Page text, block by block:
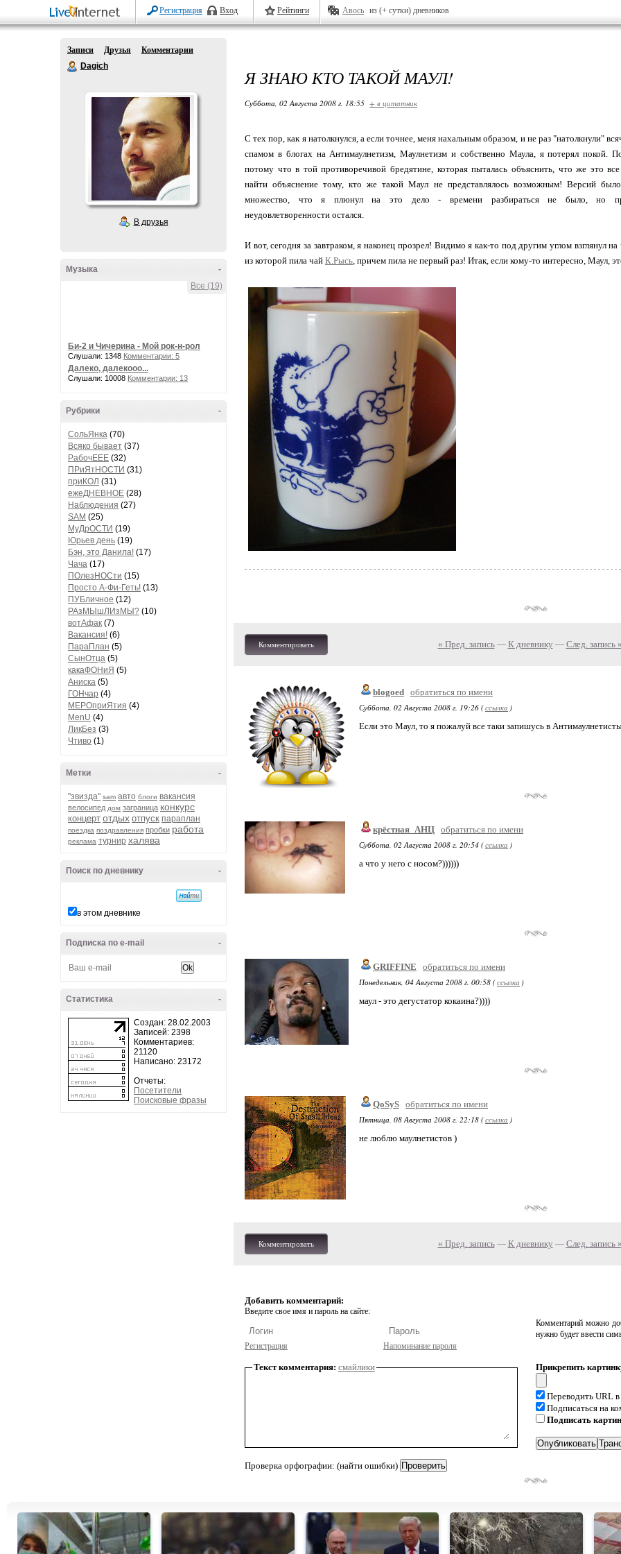
Регистрация Вход Рейтинги Авось из (+ сутки) дневников
Записи Друзья
Комментарии
Dagich
В друзья
-
Музыка
Все (19)
Би-2 и Чичерина - Мой рок-н-рол
Слушали: 1348 Комментарии: 5
Далеко, далекооо...
Слушали: 10008 Комментарии: 13
-
Рубрики
СольЯнка (70)
Всяко бывает (37)
РабочЕЕЕ (32)
ПРиЯтНОСТИ (31)
приКОЛ (31)
ежеДНЕВНОЕ (28)
Наблюдения (27)
SAM (25)
МуДрОСТИ (19)
Юрьев день (19)
Бэн, это Данила! (17)
Чача (17)
ПОлезНОСти (15)
Просто А-Фи-Геть! (13)
ПУБличное (12)
РАзМЫшЛИзМЫ? (10)
вотАфак (7)
Вакансия! (6)
ПараПлан (5)
СынОтца (5)
какаФОНиЯ (5)
Аниска (5)
ГОНчар (4)
МЕРОприЯтия (4)
MenU (4)
ЛикБез (3)
Чтиво (1)
-
Метки
"звизда" sam авто блоги вакансия
велосипед дом заграница конкурс
концерт отдых отпуск параплан
поездка поздравления пробки работа
реклама турнир халява
-
Поиск по дневнику
в этом дневнике
-
Подписка по e-mail
-
Статистика
Создан: 28.02.2003
Записей: 2398
Комментариев:
21120
Написано: 23172
Отчеты:
Посетители
Поисковые фразы
Я ЗНАЮ КТО ТАКОЙ МАУЛ!
Суббота, 02 Августа 2008 г. 18:55 + в цитатник
С тех пор, как я натолкнулся, а если точнее, меня нахальным образом, и не раз "натолкнули"
спамом в блогах на Антимаулнетизм, Маулнетизм и собственно Маула, я потерял покой.
потому что в той противоречивой бредятине, которая пыталась объяснить, что же это все
найти объяснение тому, кто же такой Маул не представлялось возможным! Версий
множество, что я плюнул на это дело - времени разбираться не было, но
неудовлетворенности остался.
И вот, сегодня за завтраком, я наконец прозрел! Видимо я как-то под другим углом взглянул
из которой пила чай К.Рысь, причем пила не первый раз! Итак, если кому-то интересно, Маул,
Комментировать « Пред. запись— К дневнику — След. запись »
blogoed обратиться по имени
Суббота, 02 Августа 2008 г. 19:26 (ссылка )
Если это Маул, то я пожалуй все таки запишусь в
крёстная_АНЦ обратиться по имени
Суббота, 02 Августа 2008 г. 20:54 (ссылка )
а что у него с носом?))))))
GRIFFINE
обратиться по имени
Понедельник, 04 Августа 2008 г. 00:58 (ссылка )
маул - это дегустатор кокаина?))))
QoSyS обратиться по имени
Пятница, 08 Августа 2008 г. 22:18 (ссылка )
не люблю маулнетистов )
Комментировать « Пред. запись— К дневнику — След. запись »
Добавить комментарий:
Введите свое имя и пароль на сайте:
Регистрация Напоминание пароля
Комментарий можно
нужно будет ввести
Текст комментария: смайлики
Проверка орфографии: (найти ошибки)
Прикрепить
Переводить URL
Подписаться на
Подписать